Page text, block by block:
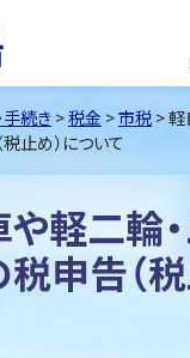
手続き >税金 >市税 >
止め）について
軽二輪
申告（